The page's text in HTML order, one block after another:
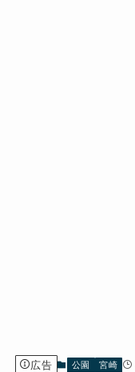
広告 公園 宮崎